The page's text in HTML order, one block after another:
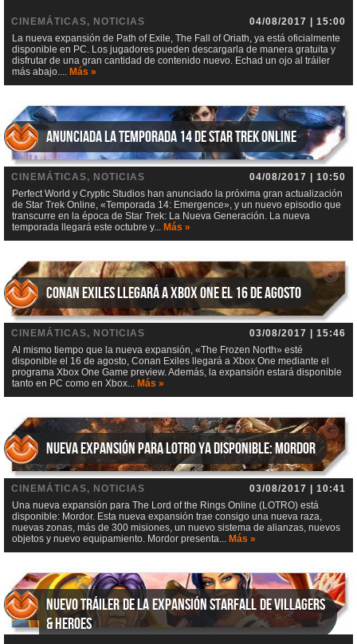
CINEMÁTICAS, NOTICIAS
04/08/2017 | 15:00
La nueva expansión de Path of Exile, The Fall of Oriath, ya está oficialmente
disponible en PC. Los jugadores pueden descargarla de manera gratuita y
disfrutar de una gran cantidad de contenido nuevo. Echad un ojo al tráiler
más abajo.... Más »
Anunciada la Temporada 14 de Star Trek Online
CINEMÁTICAS, NOTICIAS
04/08/2017 | 10:50
Perfect World y Cryptic Studios han anunciado la próxima gran actualización
de Star Trek Online, «Temporada 14: Emergence», y un nuevo episodio que
transcurre en la época de Star Trek: La Nueva Generación. La nueva
temporada llegará este octubre y... Más »
Conan Exiles llegará a Xbox One el 16 de agosto
CINEMÁTICAS, NOTICIAS
03/08/2017 | 15:46
Al mismo tiempo que la nueva expansión, «The Frozen North» esté
disponible el 16 de agosto, Conan Exiles llegará a Xbox One mediante el
programa Xbox One Game preview. Además, la expansión estará disponible
tanto en PC como en Xbox... Más »
Nueva expansión para LOTRO ya disponible: Mordor
CINEMÁTICAS, NOTICIAS
03/08/2017 | 10:41
Una nueva expansión para The Lord of the Rings Online (LOTRO) está
disponible: Mordor. Esta nueva expansión trae consigo una nueva raza,
nuevas zonas, más de 300 misiones, un nuevo sistema de alianzas, nuevos
objetos y nuevo equipamiento. Mordor presenta... Más »
Nuevo tráiler de la expansión Starfall de Villagers
& Heroes